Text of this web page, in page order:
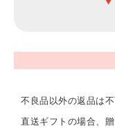
335×750mm）×2
×1
不良品以外の返品は
直送ギフトの場合、